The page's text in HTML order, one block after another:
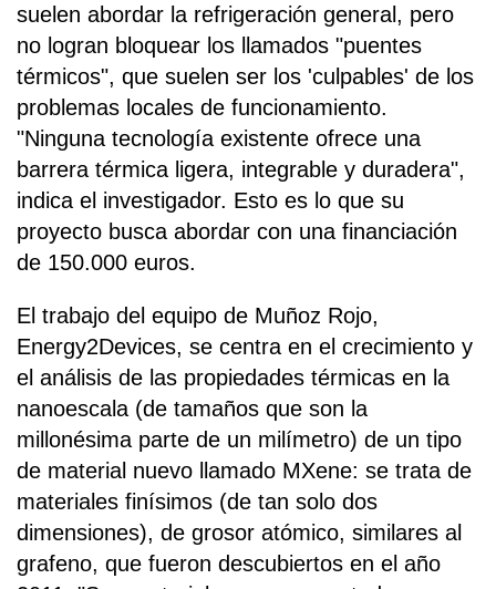
suelen abordar la refrigeración general, pero
no logran bloquear los llamados "puentes
térmicos", que suelen ser los 'culpables' de los
problemas locales de funcionamiento.
"Ninguna tecnología existente ofrece una
barrera térmica ligera, integrable y duradera",
indica el investigador. Esto es lo que su
proyecto busca abordar con una financiación
de 150.000 euros.
El trabajo del equipo de Muñoz Rojo,
Energy2Devices, se centra en el crecimiento y
el análisis de las propiedades térmicas en la
nanoescala (de tamaños que son la
millonésima parte de un milímetro) de un tipo
de material nuevo llamado MXene: se trata de
materiales finísimos (de tan solo dos
dimensiones), de grosor atómico, similares al
grafeno, que fueron descubiertos en el año